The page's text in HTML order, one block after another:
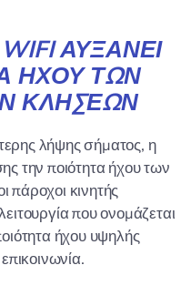
ΑΥΞΆΝΕΙ
ΉΧΟΥ ΤΩΝ
ΚΛΉΣΕΩΝ
λήψης σήματος, η
την ποιότητα ήχου των
κινητής
που ονομάζεται
ήχου υψηλής